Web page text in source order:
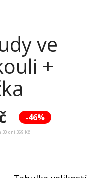
ve
+
-46%
dní 369 Kč